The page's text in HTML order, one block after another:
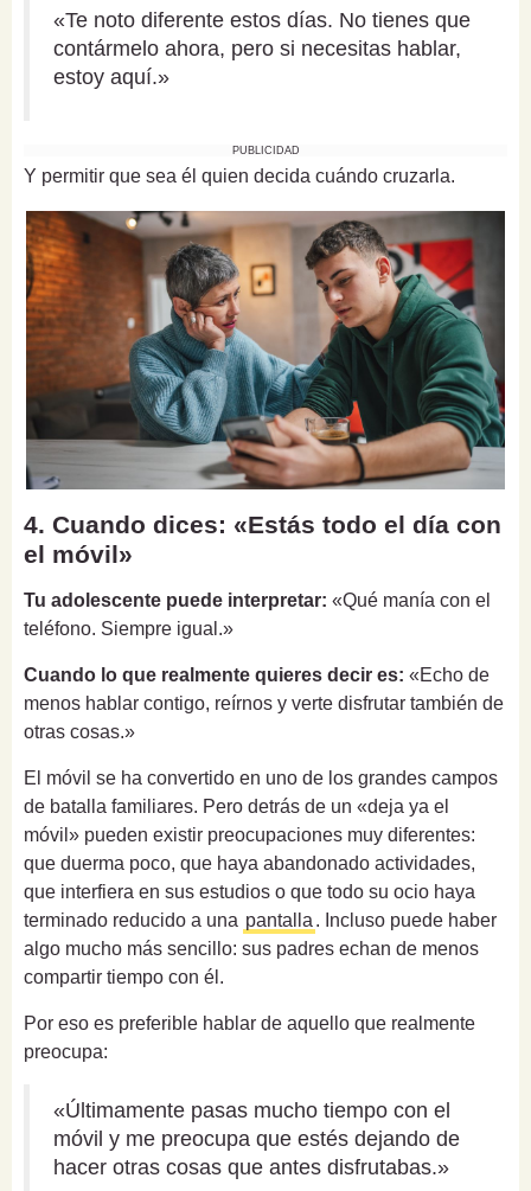
«Te noto diferente estos días. No tienes que
contármelo ahora, pero si necesitas hablar,
estoy aquí.»
PUBLICIDAD
Y permitir que sea él quien decida cuándo cruzarla.
4. Cuando dices: «Estás todo el día con
el móvil»
Tu adolescente puede interpretar: «Qué manía con el
teléfono. Siempre igual.»
Cuando lo que realmente quieres decir es: «Echo de
menos hablar contigo, reírnos y verte disfrutar también de
otras cosas.»
El móvil se ha convertido en uno de los grandes campos
de batalla familiares. Pero detrás de un «deja ya el
móvil» pueden existir preocupaciones muy diferentes:
que duerma poco, que haya abandonado actividades,
que interfiera en sus estudios o que todo su ocio haya
terminado reducido a una pantalla . Incluso puede haber
algo mucho más sencillo: sus padres echan de menos
compartir tiempo con él.
Por eso es preferible hablar de aquello que realmente
preocupa:
«Últimamente pasas mucho tiempo con el
móvil y me preocupa que estés dejando de
hacer otras cosas que antes disfrutabas.»